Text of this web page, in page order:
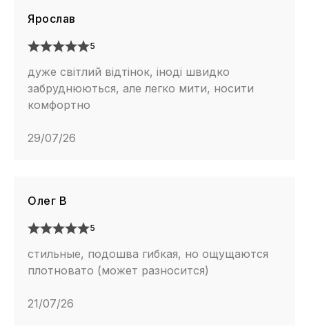
Ярослав
5
дуже світлий відтінок, іноді швидко
забруднюються, але легко мити, носити
комфортно
29/07/26
Олег В
5
стильные, подошва гибкая, но ощущаются
плотновато (может разносится)
21/07/26